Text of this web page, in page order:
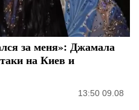
за меня»: Джамала
на Киев и
13:50 09.08